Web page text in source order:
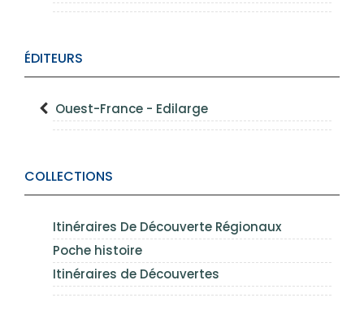
ÉDITEURS
Ouest-France - Edilarge
COLLECTIONS
Itinéraires De Découverte Régionaux
Poche histoire
Itinéraires de Découvertes